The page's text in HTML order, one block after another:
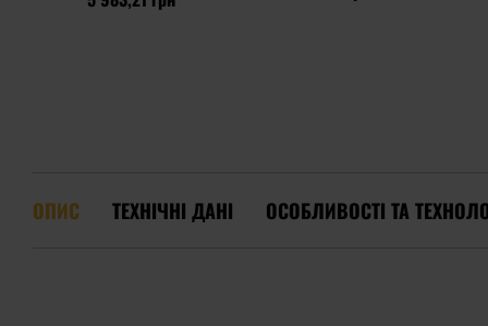
ОПИС ТЕХНІЧНІ ДАНІ ОСОБЛИВОСТІ ТА